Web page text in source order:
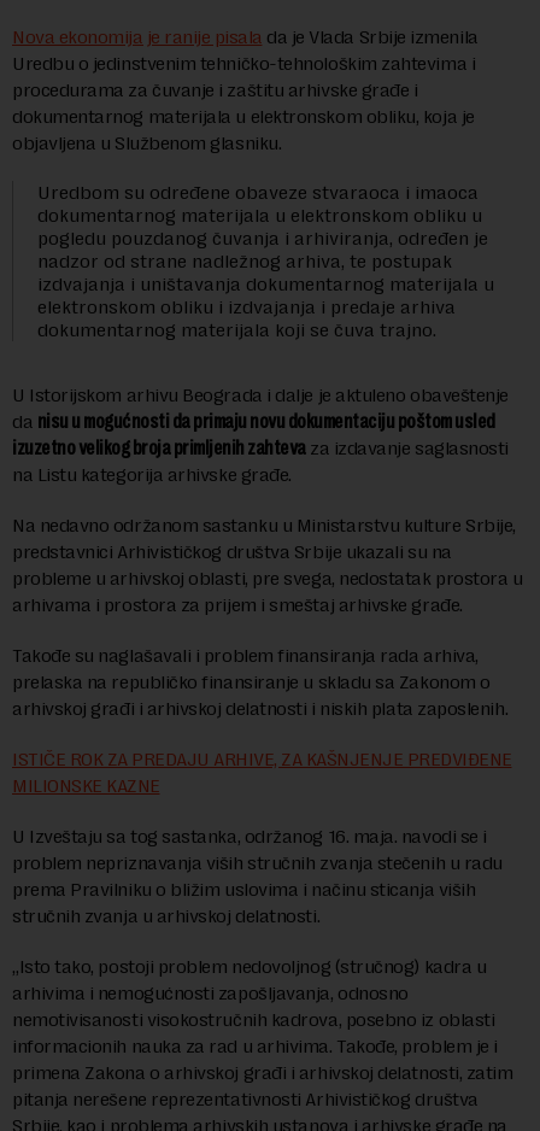
Nova ekonomija je ranije pisala da je Vlada Srbije izmenila
Uredbu o jedinstvenim tehničko-tehnološkim zahtevima i
procedurama za čuvanje i zaštitu arhivske građe i
dokumentarnog materijala u elektronskom obliku, koja je
objavljena u Službenom glasniku.
Uredbom su određene obaveze stvaraoca i imaoca
dokumentarnog materijala u elektronskom obliku u
pogledu pouzdanog čuvanja i arhiviranja, određen je
nadzor od strane nadležnog arhiva, te postupak
izdvajanja i uništavanja dokumentarnog materijala u
elektronskom obliku i izdvajanja i predaje arhiva
dokumentarnog materijala koji se čuva trajno.
U Istorijskom arhivu Beograda i dalje je aktuleno obaveštenje
da nisu u mogućnosti da primaju novu dokumentaciju poštom usled
izuzetno velikog broja primljenih zahtevaza izdavanje saglasnosti
na Listu kategorija arhivske građe.
Na nedavno održanom sastanku u Ministarstvu kulture Srbije,
predstavnici Arhivističkog društva Srbije ukazali su na
probleme u arhivskoj oblasti, pre svega, nedostatak prostora u
arhivama i prostora za prijem i smeštaj arhivske građe.
Takođe su naglašavali i problem finansiranja rada arhiva,
prelaska na republičko finansiranje u skladu sa Zakonom o
arhivskoj građi i arhivskoj delatnosti i niskih plata zaposlenih.
ISTIČE ROK ZA PREDAJU ARHIVE, ZA KAŠNJENJE PREDVIĐENE
MILIONSKE KAZNE
U Izveštaju sa tog sastanka, održanog 16. maja. navodi se i
problem nepriznavanja viših stručnih zvanja stečenih u radu
prema Pravilniku o bližim uslovima i načinu sticanja viših
stručnih zvanja u arhivskoj delatnosti.
„Isto tako, postoji problem nedovoljnog (stručnog) kadra u
arhivima i nemogućnosti zapošljavanja, odnosno
nemotivisanosti visokostručnih kadrova, posebno iz oblasti
informacionih nauka za rad u arhivima. Takođe, problem je i
primena Zakona o arhivskoj građi i arhivskoj delatnosti, zatim
pitanja nerešene reprezentativnosti Arhivističkog društva
Srbije, kao i problema arhivskih ustanova i arhivske građe na